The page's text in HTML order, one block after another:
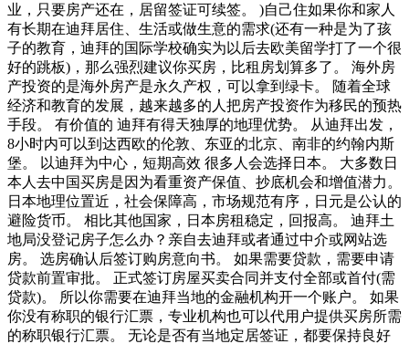
业，只要房产还在，居留签证可续签。 )自己住如果你和家人
有长期在迪拜居住、生活或做生意的需求(还有一种是为了孩
子的教育，迪拜的国际学校确实为以后去欧美留学打了一个很
好的跳板)，那么强烈建议你买房，比租房划算多了。 海外房
产投资的是海外房产是永久产权，可以拿到绿卡。 随着全球
经济和教育的发展，越来越多的人把房产投资作为移民的预热
手段。 有价值的 迪拜有得天独厚的地理优势。 从迪拜出发，
8小时内可以到达西欧的伦敦、东亚的北京、南非的约翰内斯
堡。 以迪拜为中心，短期高效 很多人会选择日本。 大多数日
本人去中国买房是因为看重资产保值、抄底机会和增值潜力。
日本地理位置近，社会保障高，市场规范有序，日元是公认的
避险货币。 相比其他国家，日本房租稳定，回报高。 迪拜土
地局没登记房子怎么办？亲自去迪拜或者通过中介或网站选
房。 选房确认后签订购房意向书。 如果需要贷款，需要申请
贷款前置审批。 正式签订房屋买卖合同并支付全部或首付(需
贷款)。 所以你需要在迪拜当地的金融机构开一个账户。 如果
你没有称职的银行汇票，专业机构也可以代用户提供买房所需
的称职银行汇票。 无论是否有当地定居签证，都要保持良好